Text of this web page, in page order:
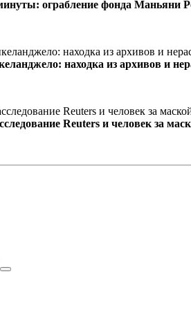
ограбление фонда Маньяни
находка из архивов и
Reuters и человек за